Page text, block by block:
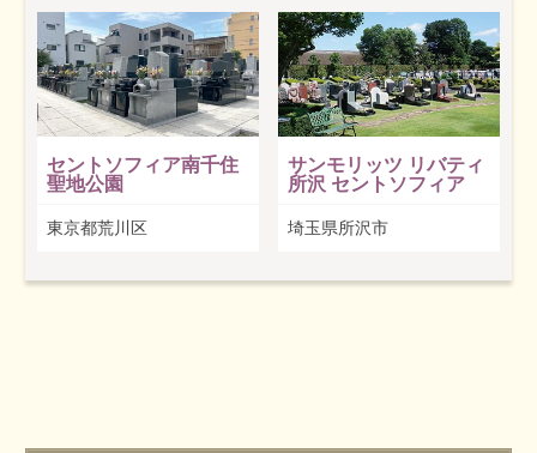
セントソフィア南千住
聖地公園
東京都荒川区
サンモリッツ リバティ
所沢 セントソフィア
埼玉県所沢市